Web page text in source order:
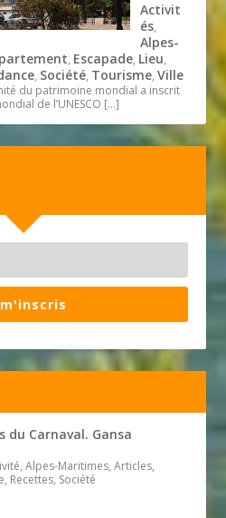
Activit
és,
Alpes-
, Escapade, Lieu,
, Société, Tourisme,Ville
du patrimoine mondial a inscrit
de l’UNESCO […]
m'inscris
du Carnaval. Gansa
Alpes-Maritimes, Articles,
Recettes, Société